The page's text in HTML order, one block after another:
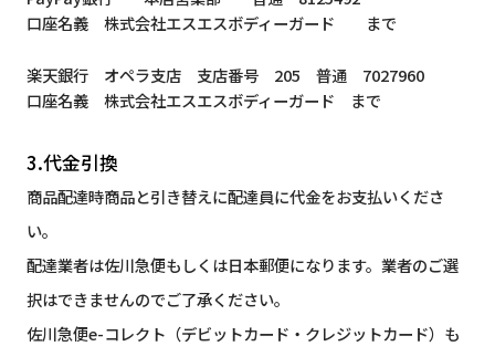
口座名義 株式会社エスエスボディーガード まで
楽天銀行 オペラ支店 支店番号 205 普通 7027960
口座名義 株式会社エスエスボディーガード まで
3.代金引換
商品配達時商品と引き替えに配達員に代金をお支払いくださ
い。
配達業者は佐川急便もしくは日本郵便になります。業者のご選
択はできませんのでご了承ください。
佐川急便e-コレクト（デビットカード・クレジットカード）も